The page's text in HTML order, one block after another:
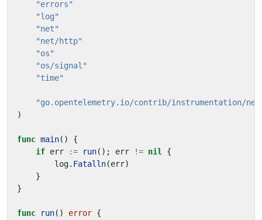
"errors"
"log"
"net"
"net/http"
"os"
"os/signal"
"time"
"go.opentelemetry.io/contrib/instrumentation/
)
func main()
{
if err := run(); err != nil
{
log. Fatalln(err)
}
}
func run() error {